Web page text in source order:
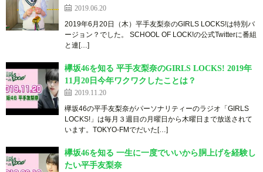
2019.06.20
2019年6月20日（木）平手友梨奈のGIRLS LOCKS!は特別バ
ージョン？でした。 SCHOOL OF LOCK!の公式Twitterに番組
と連[…]
欅坂46を知る 平手友梨奈のGIRLS LOCKS! 2019年
11月20日今年ワクワクしたことは？
2019.11.20
欅坂46の平手友梨奈がパーソナリティーのラジオ「GIRLS
LOCKS!」は毎月３週目の月曜日から木曜日まで放送されて
います。TOKYO-FMでだいた[…]
欅坂46を知る 一生に一度でいいから胴上げを経験し
たい平手友梨奈